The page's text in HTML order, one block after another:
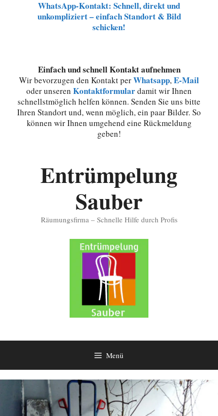
WhatsApp-Kontakt: Schnell, direkt und
unkompliziert – einfach Standort & Bild
schicken!
Einfach und schnell Kontakt aufnehmen
Wir bevorzugen den Kontakt perWhatsapp,E-Mail
oder unseren Kontaktformulardamit wir Ihnen
schnellstmöglich helfen können. Senden Sie uns bitte
Ihren Standort und, wenn möglich, ein paar Bilder. So
können wir Ihnen umgehend eine Rückmeldung
geben!
Entrümpelung
Sauber
Räumungsfirma – Schnelle Hilfe durch Profis
Menü